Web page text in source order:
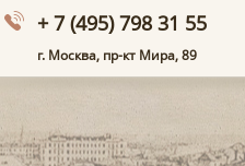
+ 7 (495) 798 31 55
г. Москва, пр-кт Мира, 89